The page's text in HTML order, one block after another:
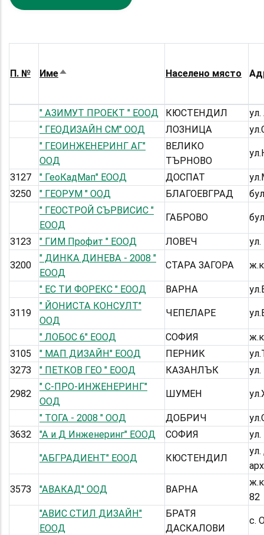
П. № ИмеSort
Населено място
" АЗИМУТ ПРОЕКТ " ЕООД КЮСТЕНДИЛ
" ГЕОДИЗАЙН СМ" ООД
ЛОЗНИЦА
" ГЕОИНЖЕНЕРИНГ АГ"
ООД
ВЕЛИКО
ТЪРНОВО
3127 " ГеоКадМап" ЕООД ДОСПАТ
3250
" ГЕОРУМ " ООД БЛАГОЕВГРАД
" ГЕОСТРОЙ СЪРВИСИС "
ЕООД
ГАБРОВО
3123 " ГИМ Профит " ЕООД ЛОВЕЧ
3200
" ДИНКА ДИНЕВА - 2008 "
ЕООД
СТАРА ЗАГОРА
" ЕС ТИ ФОРЕКС " ЕООД ВАРНА
3119
" ЙОНИСТА КОНСУЛТ"
ООД
ЧЕПЕЛАРЕ
" ЛОБОС 6" ЕООД СОФИЯ
ж.к
3105
" МАП ДИЗАЙН" ЕООД ПЕРНИК
3273
" ПЕТКОВ ГЕО " ЕООД КАЗАНЛЪК
2982
" С-ПРО-ИНЖЕНЕРИНГ"
ООД
ШУМЕН
" ТОГА - 2008 " ООД ДОБРИЧ
3632
"А и Д Инженеринг" ЕООД СОФИЯ
"АБГРАДИЕНТ" ЕООД КЮСТЕНДИЛ
3573 "АВАКАД" ООД ВАРНА
82
"АВИС СТИЛ ДИЗАЙН"
ЕООД
БРАТЯ
ДАСКАЛОВИ
с.